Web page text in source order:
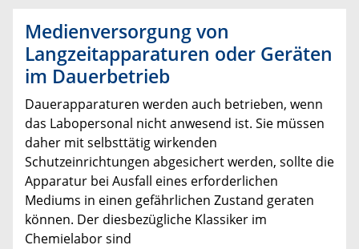
Medienversorgung von
Langzeitapparaturen oder Geräten
im Dauerbetrieb
Dauerapparaturen werden auch betrieben, wenn
das Labopersonal nicht anwesend ist. Sie müssen
daher mit selbsttätig wirkenden
Schutzeinrichtungen abgesichert werden, sollte die
Apparatur bei Ausfall eines erforderlichen
Mediums in einen gefährlichen Zustand geraten
können. Der diesbezügliche Klassiker im
Chemielabor sind